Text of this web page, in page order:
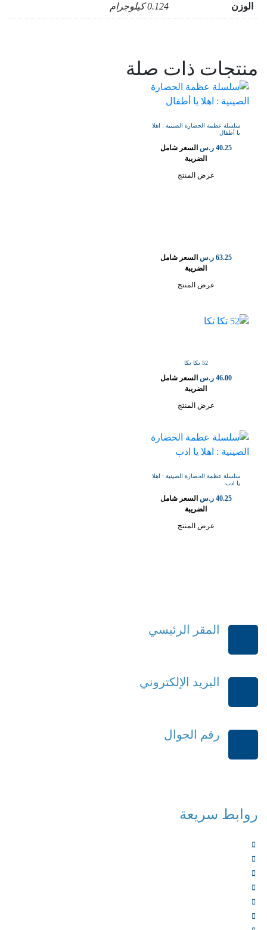
الوزن 0.124 كيلوجرام
منتجات ذات صلة
سلسلة عظمة الحضارة الصينية : اهلا
يا أطفال
40.25 ر.س السعر شامل
الضريبة
عرض المنتج
63.25 ر.س السعر شامل
الضريبة
عرض المنتج
52 تكا تكا
46.00 ر.س السعر شامل
الضريبة
عرض المنتج
سلسلة عظمة الحضارة الصينية : اهلا
يا ادب
40.25 ر.س السعر شامل
الضريبة
عرض المنتج
المقر الرئيسي
البريد الإلكتروني
رقم الجوال
روابط سريعة